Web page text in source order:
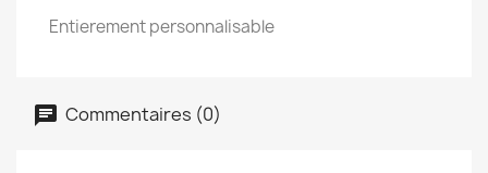
Entierement personnalisable
Commentaires (0)